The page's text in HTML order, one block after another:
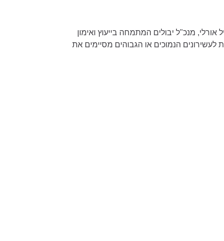
מנכ"ל יבולים המתמחה בייעוץ ואימון
הנמוכים או הגבוהים מסיימים את